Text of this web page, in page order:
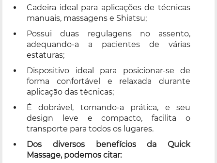
Cadeira ideal para aplicações de técnicas
manuais, massagens e Shiatsu;
Possui duas regulagens no assento,
adequando-a a pacientes de várias
estaturas;
Dispositivo ideal para posicionar-se de
forma confortável e relaxada durante
aplicação das técnicas;
É dobrável, tornando-a prática, e seu
design leve e compacto, facilita o
transporte para todos os lugares.
Dos diversos benefícios da Quick
Massage, podemos citar: